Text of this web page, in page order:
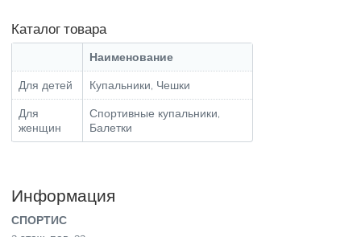
Каталог товара
Наименование
Для детей Купальники, Чешки
Для
женщин
Спортивные купальники,
Балетки
Информация
СПОРТИС